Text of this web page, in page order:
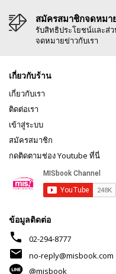
สมัครสมาชิกจดหมา
รับสิทธิประโยชน์และส่
จดหมายข่าวกับเรา
เกี่ยวกับร้าน
เกี่ยวกับเรา
ติดต่อเรา
เข้าสู่ระบบ
สมัครสมาชิก
กดติดตามช่อง Youtube ที่นี่
ข้อมูลติดต่อ
phone 02-294-8777
mail
no-reply@misbook.com
@misbook